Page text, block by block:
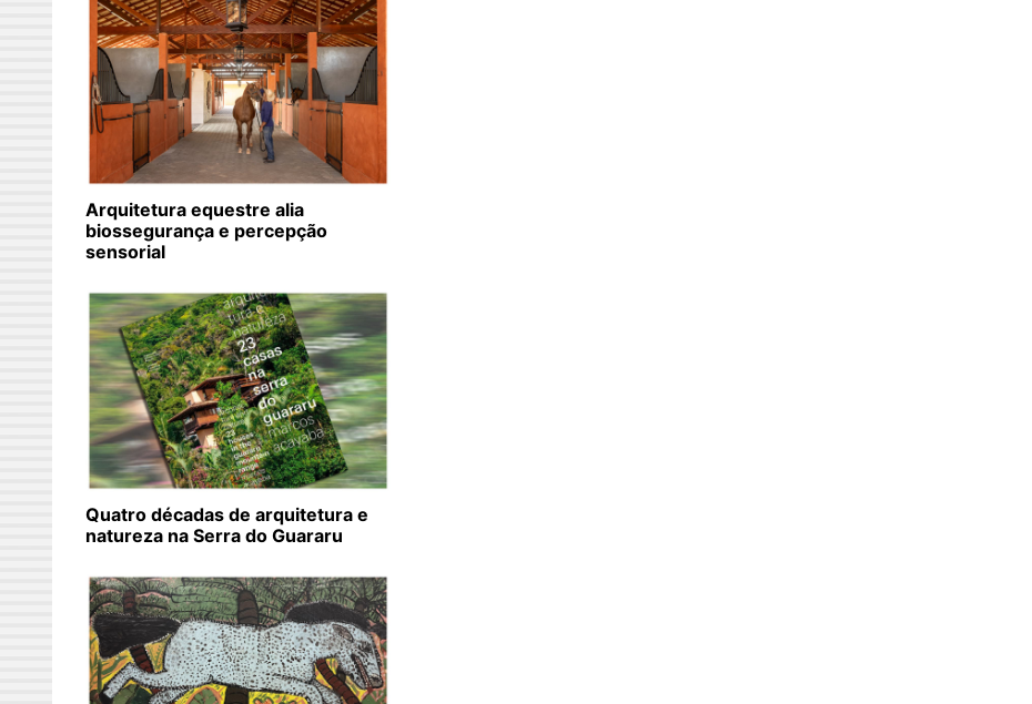
Arquitetura equestre alia
biossegurança e percepção
sensorial
Quatro décadas de arquitetura e
natureza na Serra do Guararu